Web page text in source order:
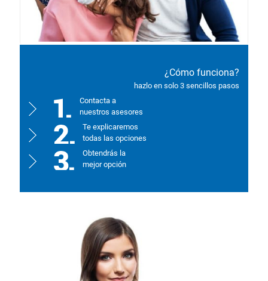
¿Cómo funciona?
hazlo en solo 3 sencillos pasos
Contacta a
nuestros asesores
Te explicaremos
todas las opciones
Obtendrás la
mejor opción